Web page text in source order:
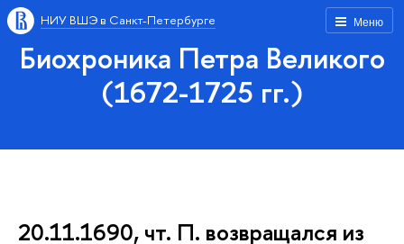
Меню
НИУ ВШЭ в Санкт-Петербурге
Биохроника Петра Великого
(1672-1725 гг.)
20.11.1690, чт. П. возвращался из